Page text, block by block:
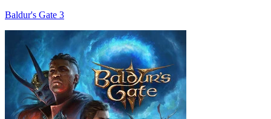
Baldur's Gate 3